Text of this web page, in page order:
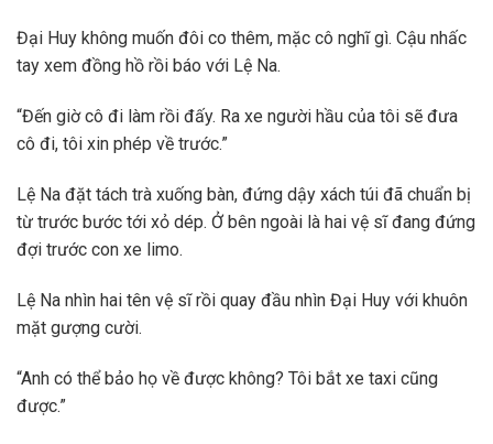
Đại Huy không muốn đôi co thêm, mặc cô nghĩ gì. Cậu nhấc
tay xem đồng hồ rồi báo với Lệ Na.
“Đến giờ cô đi làm rồi đấy. Ra xe người hầu của tôi sẽ đưa
cô đi, tôi xin phép về trước.”
Lệ Na đặt tách trà xuống bàn, đứng dậy xách túi đã chuẩn bị
từ trước bước tới xỏ dép. Ở bên ngoài là hai vệ sĩ đang đứng
đợi trước con xe limo.
Lệ Na nhìn hai tên vệ sĩ rồi quay đầu nhìn Đại Huy với khuôn
mặt gượng cười.
“Anh có thể bảo họ về được không? Tôi bắt xe taxi cũng
được.”